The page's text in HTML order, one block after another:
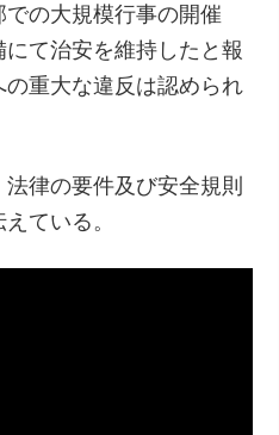
の大規模行事の開催
て治安を維持したと報
重大な違反は認められ
律の要件及び安全規則
ている。